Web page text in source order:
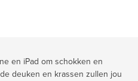
en iPad om schokken en
deuken en krassen zullen jou